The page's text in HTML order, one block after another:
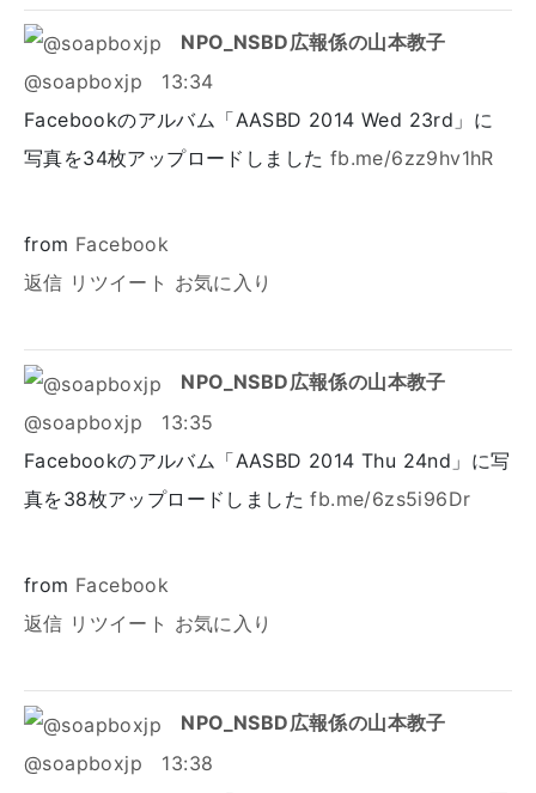
NPO_NSBD広報係の山本教子
@soapboxjp
13:34
Facebookのアルバム「AASBD 2014 Wed 23rd」に
写真を34枚アップロードしました fb.me/6zz9hv1hR
from Facebook
返信 リツイート お気に入り
NPO_NSBD広報係の山本教子
@soapboxjp
13:35
Facebookのアルバム「AASBD 2014 Thu 24nd」に写
真を38枚アップロードしましたfb.me/6zs5i96Dr
from Facebook
返信 リツイート お気に入り
NPO_NSBD広報係の山本教子
@soapboxjp
13:38